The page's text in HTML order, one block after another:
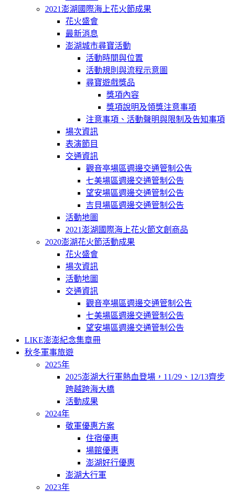
2021澎湖國際海上花火節成果
花火盛會
最新消息
澎湖城市尋寶活動
活動時間與位置
活動規則與流程示意圖
尋寶遊戲獎品
獎項內容
獎項說明及領獎注意事項
注意事項、活動聲明與限制及告知事項
場次資訊
表演節目
交通資訊
觀音亭場區週邊交通管制公告
七美場區週邊交通管制公告
望安場區週邊交通管制公告
吉貝場區週邊交通管制公告
活動地圖
2021澎湖國際海上花火節文創商品
2020澎湖花火節活動成果
花火盛會
場次資訊
活動地圖
交通資訊
觀音亭場區週邊交通管制公告
七美場區週邊交通管制公告
望安場區週邊交通管制公告
LIKE澎澎紀念集章冊
秋冬軍事旅遊
2025年
2025澎湖大行軍熱血登場，11/29、12/13齊步
跨越跨海大橋
活動成果
2024年
敬軍優惠方案
住宿優惠
場館優惠
澎湖好行優惠
澎湖大行軍
2023年